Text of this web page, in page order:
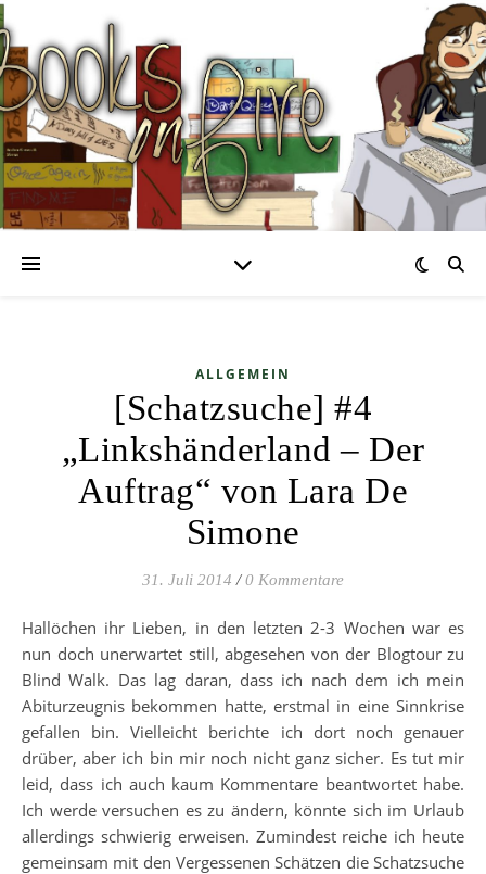
ALLGEMEIN
[Schatzsuche] #4
„Linkshänderland – Der
Auftrag“ von Lara De
Simone
31. Juli 2014 / 0 Kommentare
Hallöchen ihr Lieben, in den letzten 2-3 Wochen war es
nun doch unerwartet still, abgesehen von der Blogtour zu
Blind Walk. Das lag daran, dass ich nach dem ich mein
Abiturzeugnis bekommen hatte, erstmal in eine Sinnkrise
gefallen bin. Vielleicht berichte ich dort noch genauer
drüber, aber ich bin mir noch nicht ganz sicher. Es tut mir
leid, dass ich auch kaum Kommentare beantwortet habe.
Ich werde versuchen es zu ändern, könnte sich im Urlaub
allerdings schwierig erweisen. Zumindest reiche ich heute
gemeinsam mit den Vergessenen Schätzen die Schatzsuche